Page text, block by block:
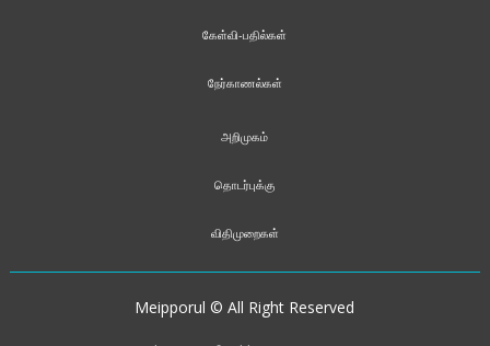
கேள்வி-பதில்கள்
நேர்காணல்கள்
அறிமுகம்
தொடர்புக்கு
விதிமுறைகள்
Meipporul © All Right Reserved